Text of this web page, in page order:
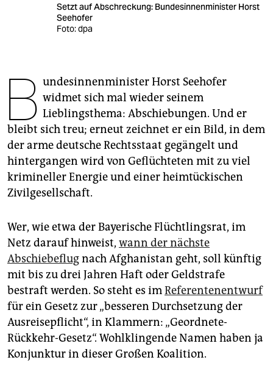
genossenschaft
epaper login
Setzt auf Abschreckung: Bundesinnenminister Horst
Seehofer
Foto: dpa
B undesinnenminister Horst Seehofer
widmet sich mal wieder seinem
Lieblingsthema: Abschiebungen. Und er
bleibt sich treu; erneut zeichnet er ein Bild, in dem
der arme deutsche Rechtsstaat gegängelt und
hintergangen wird von Geflüchteten mit zu viel
krimineller Energie und einer heimtückischen
Zivilgesellschaft.
Wer, wie etwa der Bayerische Flüchtlingsrat, im
Netz darauf hinweist, wann der nächste
Abschiebeflugnach Afghanistan geht, soll künftig
mit bis zu drei Jahren Haft oder Geldstrafe
bestraft werden. So steht es imReferentenentwurf
für ein Gesetz zur „besseren Durchsetzung der
Ausreisepflicht“, in Klammern: „Geordnete-
Rückkehr-Gesetz“. Wohlklingende Namen haben ja
Konjunktur in dieser Großen Koalition.